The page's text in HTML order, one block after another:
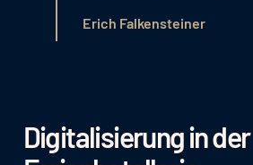
Erich Falkensteiner
Digitalisierung in der